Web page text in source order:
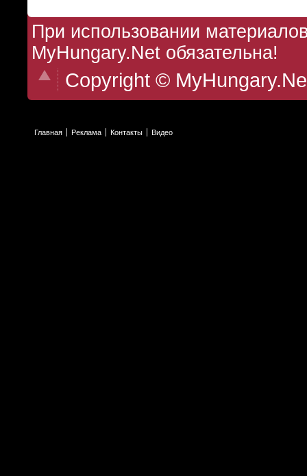
При использовании
MyHungary.Net обязательна!
Copyright ©
Главная Реклама Контакты Видео